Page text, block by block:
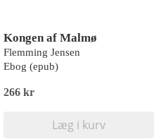
Kongen af Malmø
Flemming Jensen
Ebog (epub)
266 kr
Læg i kurv